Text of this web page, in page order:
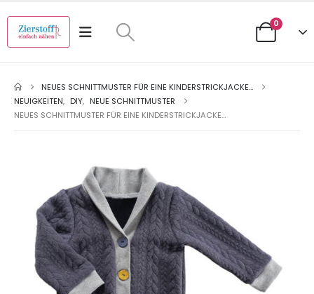
0
NEUES SCHNITTMUSTER FÜR EINE KINDERSTRICKJACKE…
NEUIGKEITEN, DIY, NEUE SCHNITTMUSTER
NEUES SCHNITTMUSTER FÜR EINE KINDERSTRICKJACKE…